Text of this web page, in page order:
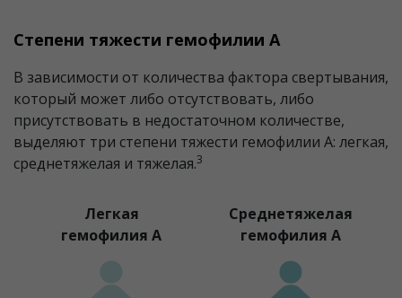
Степени тяжести гемофилии А
В зависимости от количества фактора свертывания,
который может либо отсутствовать, либо
присутствовать в недостаточном количестве,
выделяют три степени тяжести гемофилии А: легкая,
среднетяжелая и тяжелая.3
Легкая
гемофилия A
Среднетяжелая
гемофилия A